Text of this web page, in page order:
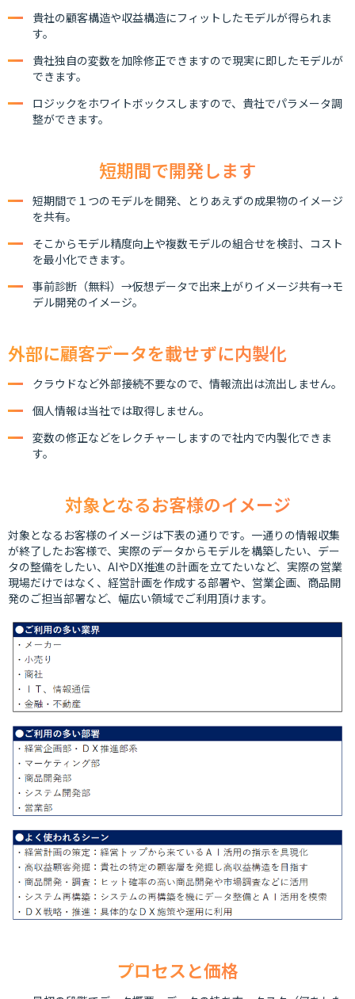
貴社の顧客構造や収益構造にフィットしたモデルが得られま
す。
貴社独自の変数を加除修正できますので現実に即したモデルが
できます。
ロジックをホワイトボックスしますので、貴社でパラメータ調
整ができます。
短期間で開発します
短期間で１つのモデルを開発、とりあえずの成果物のイメージ
を共有。
そこからモデル精度向上や複数モデルの組合せを検討、コスト
を最小化できます。
事前診断（無料）→仮想データで出来上がりイメージ共有→モ
デル開発のイメージ。
外部に顧客データを載せずに内製化
クラウドなど外部接続不要なので、情報流出は流出しません。
個人情報は当社では取得しません。
変数の修正などをレクチャーしますので社内で内製化できま
す。
対象となるお客様のイメージ
対象となるお客様のイメージは下表の通りです。一通りの情報収集
が終了したお客様で、実際のデータからモデルを構築したい、デー
タの整備をしたい、AIやDX推進の計画を立てたいなど、実際の営業
現場だけではなく、経営計画を作成する部署や、営業企画、商品開
発のご担当部署など、幅広い領域でご利用頂けます。
プロセスと価格